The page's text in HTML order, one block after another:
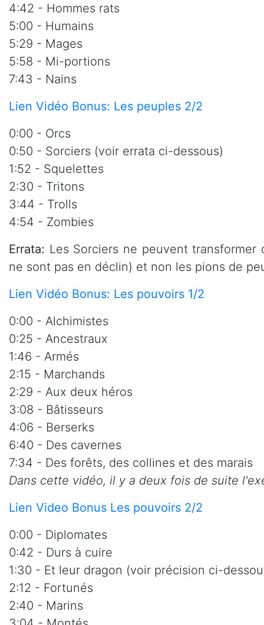
4:42 - Hommes rats
5:00 - Humains
5:29 - Mages
5:58 - Mi-portions
7:43 - Nains
Lien Vidéo Bonus: Les peuples 2/2
0:00 - Orcs
0:50 - Sorciers (voir errata ci-dessous)
1:52 - Squelettes
2:30 - Tritons
3:44 - Trolls
4:54 - Zombies
Errata: Les Sorciers ne peuvent
ne sont pas en déclin) et non les pions de
Lien Vidéo Bonus: Les pouvoirs 1/2
0:00 - Alchimistes
0:25 - Ancestraux
1:46 - Armés
2:15 - Marchands
2:29 - Aux deux héros
3:08 - Bâtisseurs
4:06 - Berserks
6:40 - Des cavernes
7:34 - Des forêts, des collines et des marais
Dans cette vidéo, il y a deux fois de suite
Lien Video Bonus Les pouvoirs 2/2
0:00 - Diplomates
0:42 - Durs à cuire
1:30 - Et leur dragon (voir précision ci-
2:12 - Fortunés
2:40 - Marins